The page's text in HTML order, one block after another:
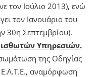
τον Ιούλιο 2013), ενώ
τον Ιανουάριο του
30η Σεπτεμβρίου).
Υπηρεσιών.
της Οδηγίας
αναμόρφωση